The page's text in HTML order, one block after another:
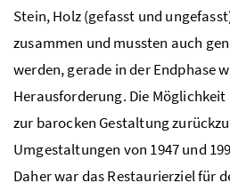
Stein, Holz (gefasst und
zusammen und mussten auch
werden, gerade in der Endphase
Herausforderung. Die
zur barocken Gestaltung
Umgestaltungen von 1947 und
Daher war das Restaurierziel für